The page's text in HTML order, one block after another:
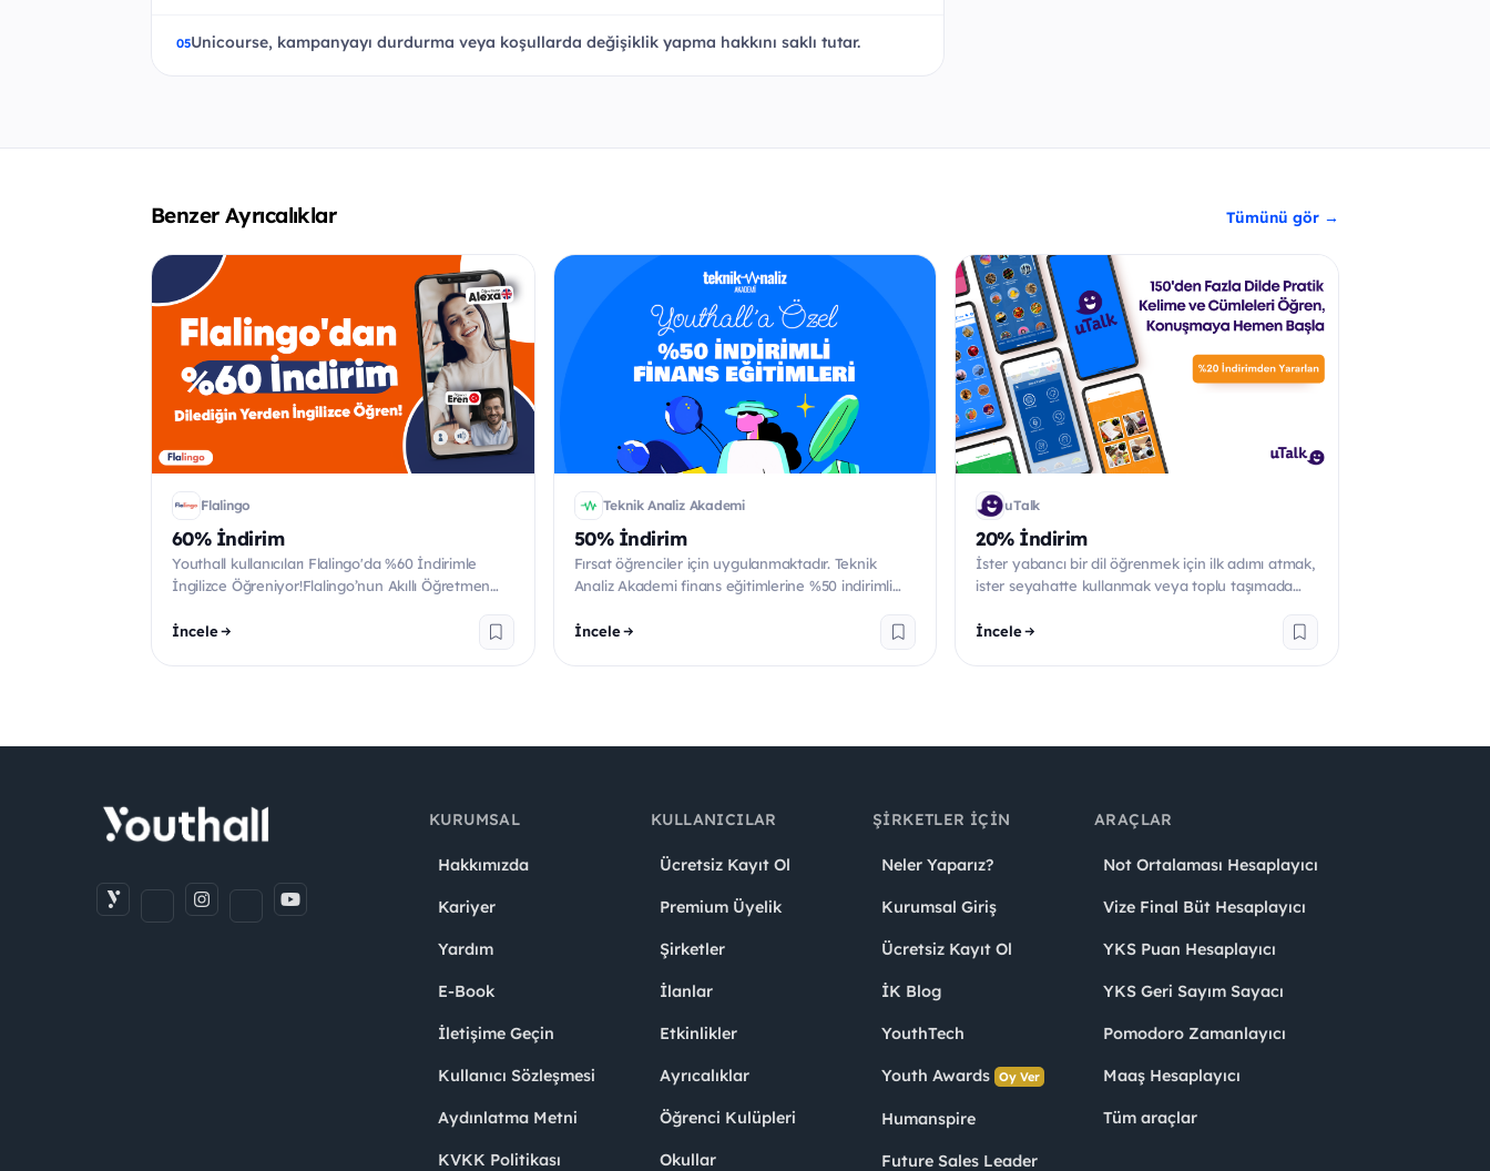
Unicourse, kampanyayı durdurma veya koşullarda değişiklik yapma hakkını saklı tutar.
Benzer Ayrıcalıklar Tümünü gör →
Flalingo
60% İndirim
Youthall kullanıcıları Flalingo'da %60 İndirimle
İngilizce Öğreniyor!Flalingo’nun Akıllı Öğretmen
İncele
Teknik Analiz Akademi
50% İndirim
Fırsat öğrenciler için uygulanmaktadır. Teknik
Analiz Akademi finans eğitimlerine %50 indirimli
İncele
uTalk
20% İndirim
İster yabancı bir dil öğrenmek için ilk adımı atmak,
ister seyahatte kullanmak veya toplu taşımada
İncele
KURUMSAL
Hakkımızda
Kariyer
Yardım
E-Book
İletişime Geçin
Kullanıcı Sözleşmesi
Aydınlatma Metni
KVKK Politikası
KULLANICILAR
Ücretsiz Kayıt Ol
Premium Üyelik
Şirketler
İlanlar
Etkinlikler
Ayrıcalıklar
Öğrenci Kulüpleri
Okullar
ŞIRKETLER İÇIN
Neler Yaparız?
Kurumsal Giriş
Ücretsiz Kayıt Ol
İK Blog
YouthTech
Youth Awards Oy Ver
Humanspire
Future Sales Leader
ARAÇLAR
Not Ortalaması Hesaplayıcı
Vize Final Büt Hesaplayıcı
YKS Puan Hesaplayıcı
YKS Geri Sayım Sayacı
Pomodoro Zamanlayıcı
Maaş Hesaplayıcı
Tüm araçlar